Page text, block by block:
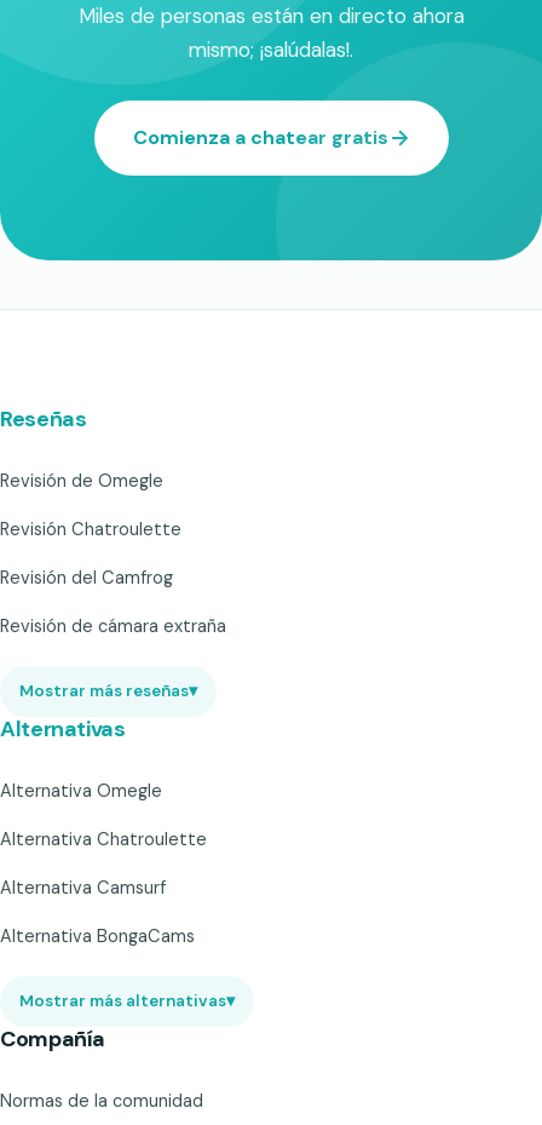
Miles de personas están en directo ahora
mismo; ¡salúdalas!.
Comienza a chatear gratis
Reseñas
Revisión de Omegle
Revisión Chatroulette
Revisión del Camfrog
Revisión de cámara extraña
Mostrar más reseñas▾
Alternativas
Alternativa Omegle
Alternativa Chatroulette
Alternativa Camsurf
Alternativa BongaCams
Mostrar más alternativas▾
Compañía
Normas de la comunidad